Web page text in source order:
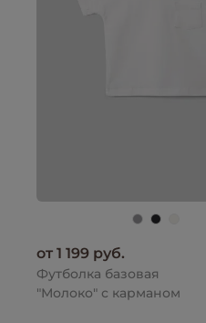
от 1 199 руб.
Футболка базовая
"Молоко" с карманом